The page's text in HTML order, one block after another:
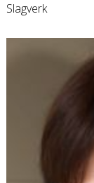
Slagverk